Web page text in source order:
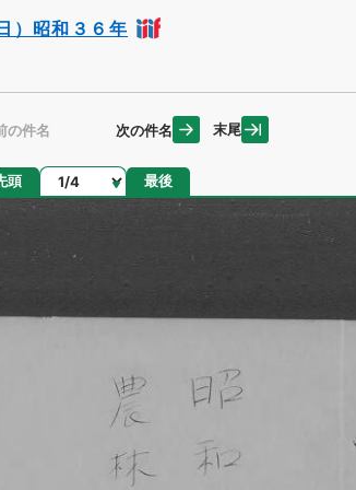
）昭和３６年
の件名 次の件名 末尾
頭 ページ 最後